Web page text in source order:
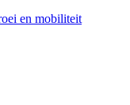
en mobiliteit